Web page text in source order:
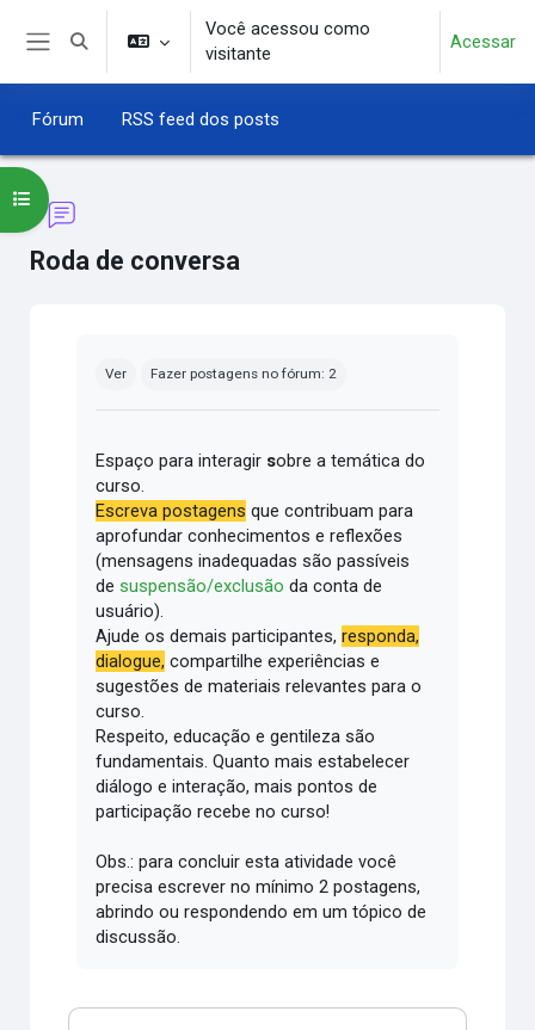
Ir para o conteúdo principal
Alternar entrada de pesquisa
Você acessou como
visitante
Acessar
Fórum RSS feed dos posts
Roda de conversa
Abrir índice do curso
Ver Fazer postagens no fórum: 2
Espaço para interagir sobre a temática do
curso.
Escreva postagens que contribuam para
aprofundar conhecimentos e reflexões
(mensagens inadequadas são passíveis
desuspensão/exclusão da conta de
usuário).
Ajude os demais participantes,responda,
dialogue, compartilhe experiências e
sugestões de materiais relevantes para o
curso.
Respeito, educação e gentileza são
fundamentais.Quanto mais estabelecer
diálogo e interação, mais pontos de
participação recebe no curso!
Obs.: para concluir esta atividade você
precisa escrever no mínimo 2 postagens,
abrindo ou respondendo em um tópico de
discussão.